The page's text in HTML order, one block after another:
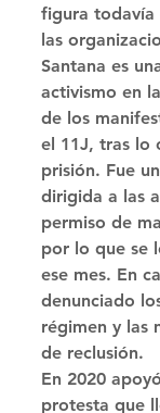
figura todavía
las
Santana es
activismo en
de los
el 11J, tras lo
prisión. Fue
dirigida a las
permiso de
por lo que se
ese mes. En
denunciado
régimen y las
de reclusión.
En 2020
protesta que